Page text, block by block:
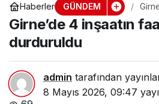
Haberler GÜNDEM
Girne’de 4 inşaatın
durduruldu
admin tarafından
8 Mayıs 2026, 09:47